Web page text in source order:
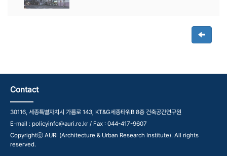
Contact
30116, 세종특별자치시 가름로 143, KT&G세종타워B 8층 건축공간연구원
E-mail : policyinfo@auri.re.kr / Fax : 044-417-9607
Copyrightⓒ AURI (Architecture & Urban Research Institute). All rights
reserved.